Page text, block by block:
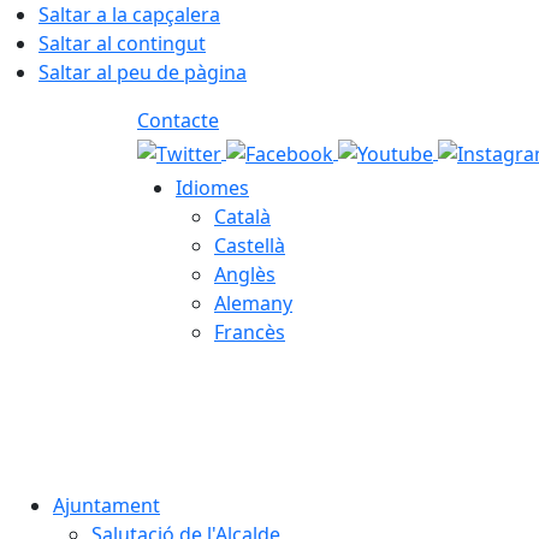
Saltar a la capçalera
Saltar al contingut
Saltar al peu de pàgina
Contacte
Idiomes
Català
Castellà
Anglès
Alemany
Francès
Ajuntament